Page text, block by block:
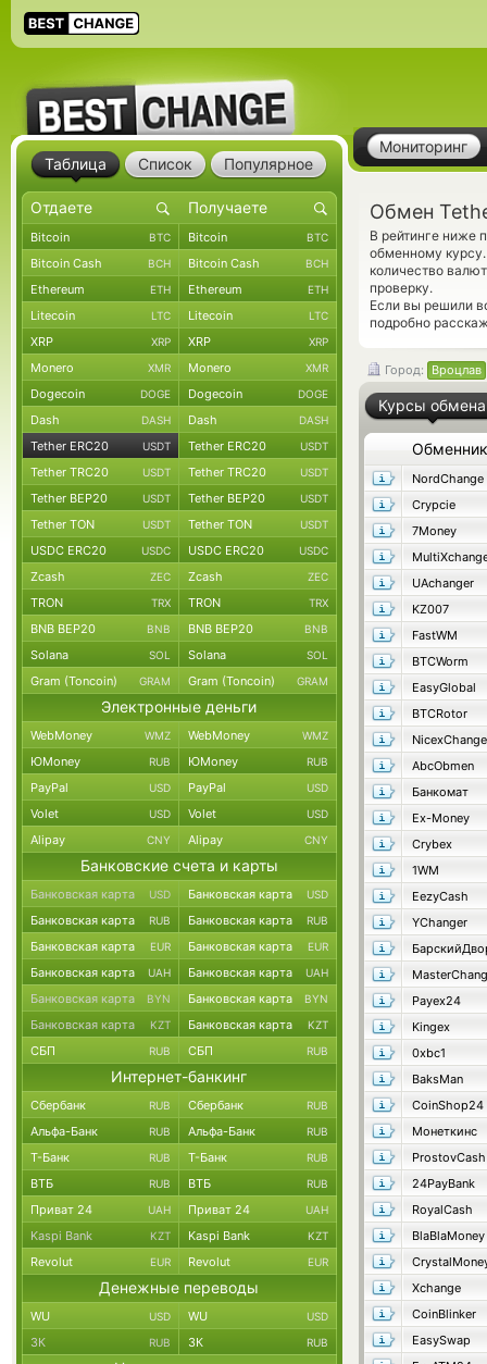
Мониторинг
Обмен
В рейтинге ниже
обменному
количество
проверку.
Если вы решили
подробно
Город: Вроцлав
Курсы обмена
Обменник
NordChange
Crypcie
7Money
UAchanger
KZ007
FastWM
BTCWorm
EasyGlobal
BTCRotor
AbcObmen
Банкомат
Ex-Money
Crybex
1WM
EezyCash
YChanger
Payex24
Kingex
0xbc1
BaksMan
CoinShop24
Монеткинс
ProstovCash
24PayBank
RoyalCash
BlaBlaMoney
Xchange
CoinBlinker
EasySwap
Таблица Список Популярное
Bitcoin BTC Bitcoin BTC
Bitcoin Cash BCH Bitcoin Cash BCH
Ethereum ETH Ethereum ETH
Litecoin LTC Litecoin LTC
XRP XRP XRP XRP
Monero XMR Monero XMR
Dogecoin DOGE Dogecoin DOGE
Dash DASH Dash DASH
Tether ERC20 USDT Tether ERC20 USDT
Tether TRC20 USDT Tether TRC20 USDT
Tether BEP20 USDT Tether BEP20 USDT
Tether TON USDT Tether TON USDT
USDC ERC20 USDC USDC ERC20 USDC
Zcash ZEC Zcash ZEC
TRON TRX TRON TRX
BNB BEP20 BNB BNB BEP20 BNB
Solana SOL Solana SOL
Gram (Toncoin) GRAM Gram (Toncoin) GRAM
Электронные деньги
WebMoney WMZ WebMoney WMZ
ЮMoney RUB ЮMoney RUB
PayPal USD PayPal USD
Volet USD Volet USD
Alipay CNY Alipay CNY
Банковские счета и карты
Банковская карта USD Банковская карта USD
Банковская карта RUB Банковская карта RUB
Банковская карта EUR Банковская карта EUR
Банковская карта UAH Банковская карта UAH
Банковская карта BYN Банковская карта BYN
Банковская карта KZT Банковская карта KZT
СБП RUB СБП RUB
Интернет-банкинг
Сбербанк RUB Сбербанк RUB
Альфа-Банк RUB Альфа-Банк RUB
Т-Банк RUB Т-Банк RUB
ВТБ RUB ВТБ RUB
Приват 24 UAH Приват 24 UAH
Kaspi Bank KZT Kaspi Bank KZT
Revolut EUR Revolut EUR
Денежные переводы
WU USD WU USD
ЗК RUB ЗК RUB